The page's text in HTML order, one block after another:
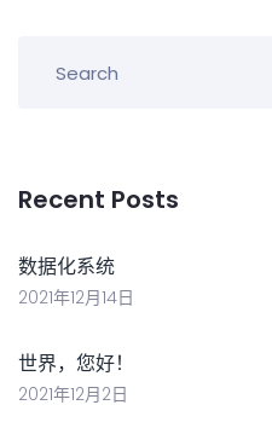
Recent Posts
数据化系统
2021年12月14日
世界，您好！
2021年12月2日